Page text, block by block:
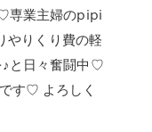
専業主婦のpipi
やりくり費の軽
♪と日々奮闘中♡
す♡ よろしく